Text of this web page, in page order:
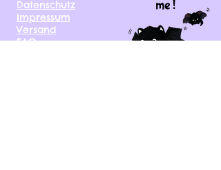
Datenschutz
Impressum
Versand
FAQ
me !